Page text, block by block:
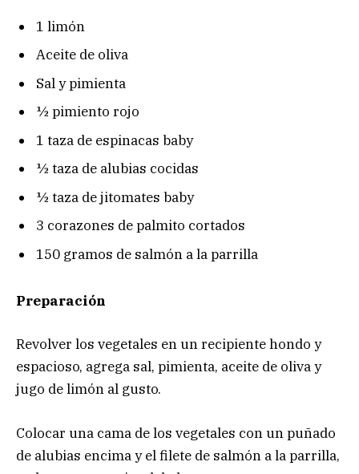
1 limón
Aceite de oliva
Sal y pimienta
½ pimiento rojo
1 taza de espinacas baby
½ taza de alubias cocidas
½ taza de jitomates baby
3 corazones de palmito cortados
150 gramos de salmón a la parrilla
Preparación
Revolver los vegetales en un recipiente hondo y
espacioso, agrega sal, pimienta, aceite de oliva y
jugo de limón al gusto.
Colocar una cama de los vegetales con un puñado
de alubias encima y el filete de salmón a la parrilla,